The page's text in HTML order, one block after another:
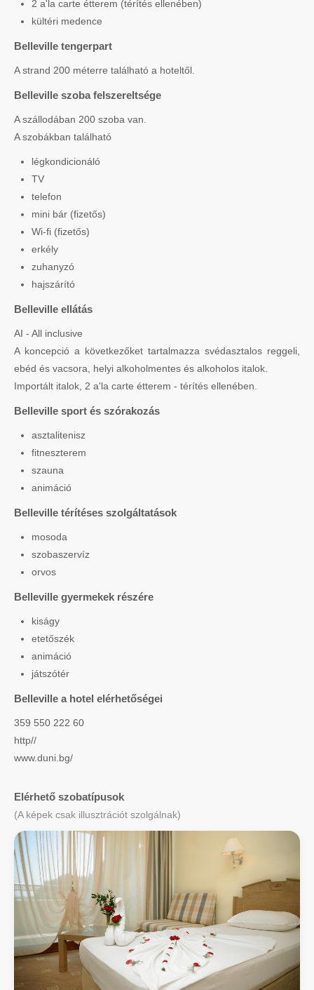
2 a'la carte étterem (térítés ellenében)
kültéri medence
Belleville tengerpart
A strand 200 méterre található a hoteltől.
Belleville szoba felszereltsége
A szállodában 200 szoba van.
A szobákban található
légkondicionáló
TV
telefon
mini bár (fizetős)
Wi-fi (fizetős)
erkély
zuhanyzó
hajszárító
Belleville ellátás
AI - All inclusive
A koncepció a következőket tartalmazza svédasztalos reggeli,
ebéd és vacsora, helyi alkoholmentes és alkoholos italok.
Importált italok, 2 a'la carte étterem - térítés ellenében.
Belleville sport és szórakozás
asztalitenisz
fitneszterem
szauna
animáció
Belleville térítéses szolgáltatások
mosoda
szobaszervíz
orvos
Belleville gyermekek részére
kiságy
etetőszék
animáció
játszótér
Belleville a hotel elérhetőségei
359 550 222 60
http//
www.duni.bg/
Elérhető szobatípusok
(A képek csak illusztrációt szolgálnak)